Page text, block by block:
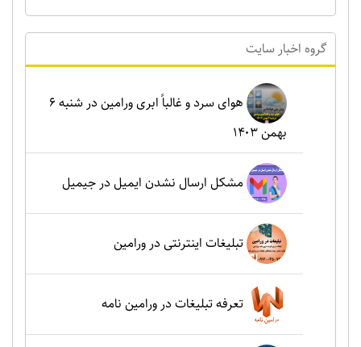
گروه اخبار سايت
هوای سرد و غالباً ابری ورامین در شنبه ۶
بهمن ۱۴۰۳
مشکل ارسال نشدن ایمیل در جیمیل
تبلیغات اینترنتی در ورامین
تعرفه تبلیغات در ورامین نامه